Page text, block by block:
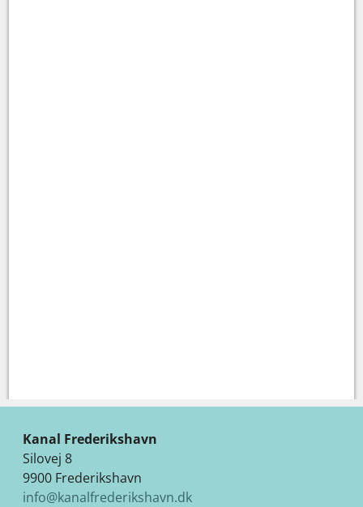
Kanal Frederikshavn
Silovej 8
9900 Frederikshavn
info@kanalfrederikshavn.dk